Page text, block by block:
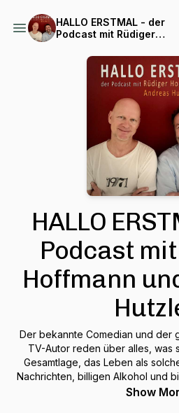
HALLO ERSTMAL - der
Podcast mit Rüdiger
Hutzler
HALLO
Podcast
Hoffmann
Der bekannte Comedian und der
TV-Autor reden über alles, was
Gesamtlage, das Leben als
Nachrichten, billigen Alkohol und
lustiges, lehrreiches und
Show